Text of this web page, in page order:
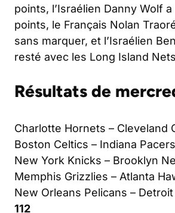
points, l’Israélien Danny Wolf
points, le Français Nolan
sans marquer, et l’Israélien
resté avec les Long Island
Résultats de
Charlotte Hornets – Cleveland
Boston Celtics – Indiana Pacers
New York Knicks – Brooklyn
Memphis Grizzlies – Atlanta
New Orleans Pelicans –
112